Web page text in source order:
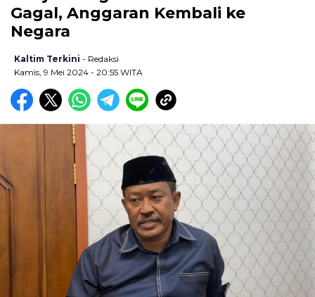
Gagal, Anggaran Kembali ke
Negara
Kaltim Terkini - Redaksi
Kamis, 9 Mei 2024 - 20:55 WITA